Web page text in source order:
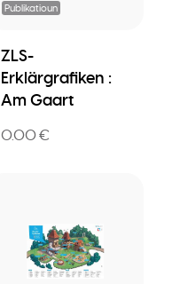
Publikatioun
ZLS-
Erklärgrafiken :
Am Gaart
0.00 €